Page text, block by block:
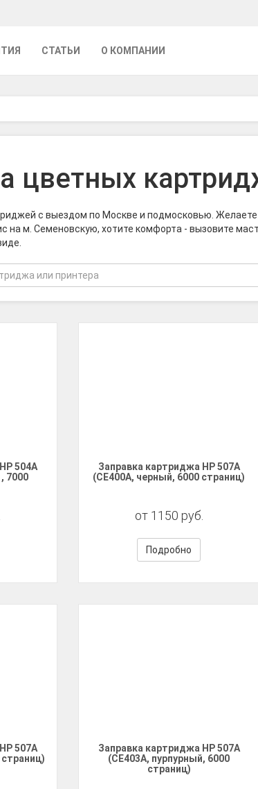
СТАТЬИ О КОМПАНИИ
цветных
с выездом по Москве и подмосковью.
на м. Семеновскую, хотите комфорта - вызовите
504A
7000
Заправка картриджа HP 507A
(CE400A, черный, 6000 страниц)
от 1150 руб.
Подробно
507A
Заправка картриджа HP 507A
(CE403A, пурпурный, 6000
страниц)